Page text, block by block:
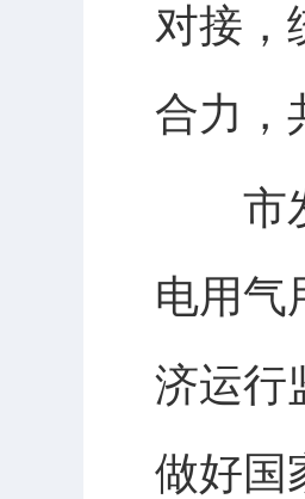
对接，
合力，
市发
电用气
济运行
做好国